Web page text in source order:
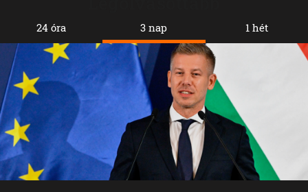
24 óra 3 nap 1 hét